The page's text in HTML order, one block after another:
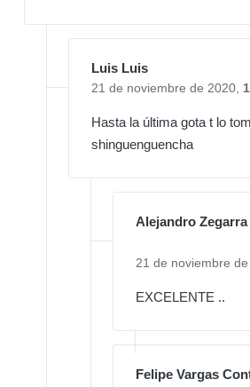
Luis Luis
21 de noviembre de 2020,
Hasta la última gota t lo
shinguenguencha
Alejandro Zegarra
21 de noviembre de
EXCELENTE ..
Felipe Vargas